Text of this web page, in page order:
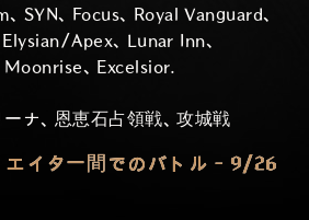
SYN、Focus、Royal Vanguard、
Elysian/Apex、Lunar Inn、
Moonrise、Excelsior.
ナ、恩恵石占領戦、攻城戦
エイター間でのバトル - 9/26